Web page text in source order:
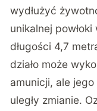
wydłużyć
unikalnej
długości 4,7
działo może
amunicji, ale
uległy zmianie.